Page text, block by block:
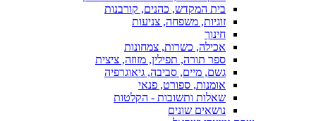
בית המקדש, כהנים, קורבנות
זוגיות, משפחה, צניעות
חינוך
אכילה, כשרות, צמחונות
ספר תורה, תפילין, מזוזה, ציצית
גשם, מיים, סביבה, גיאוגרפיה
אומנות, ספורט, פנאי
שאלות ותשובות - הקלטות
נושאים שונים